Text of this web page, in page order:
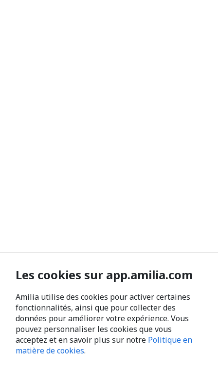
Les cookies sur app.amilia.com
Amilia utilise des cookies pour activer certaines
fonctionnalités, ainsi que pour collecter des
données pour améliorer votre expérience. Vous
pouvez personnaliser les cookies que vous
acceptez et en savoir plus sur notre Politique en
matière de cookies.